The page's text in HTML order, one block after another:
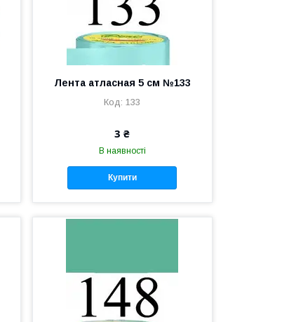
Лента атласная 5 см №133
133
3 ₴
В наявності
Купити